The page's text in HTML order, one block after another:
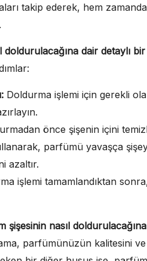
takip ederek, hem
dair detaylı bir
Doldurma işlemi için gerekli
önce şişenin içini
parfümü yavaşça
azaltır.
işlemi tamamlandıktan
şişesinin nasıl
parfümünüzün kalitesini ve